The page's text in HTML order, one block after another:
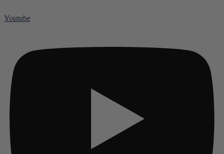
Youtube